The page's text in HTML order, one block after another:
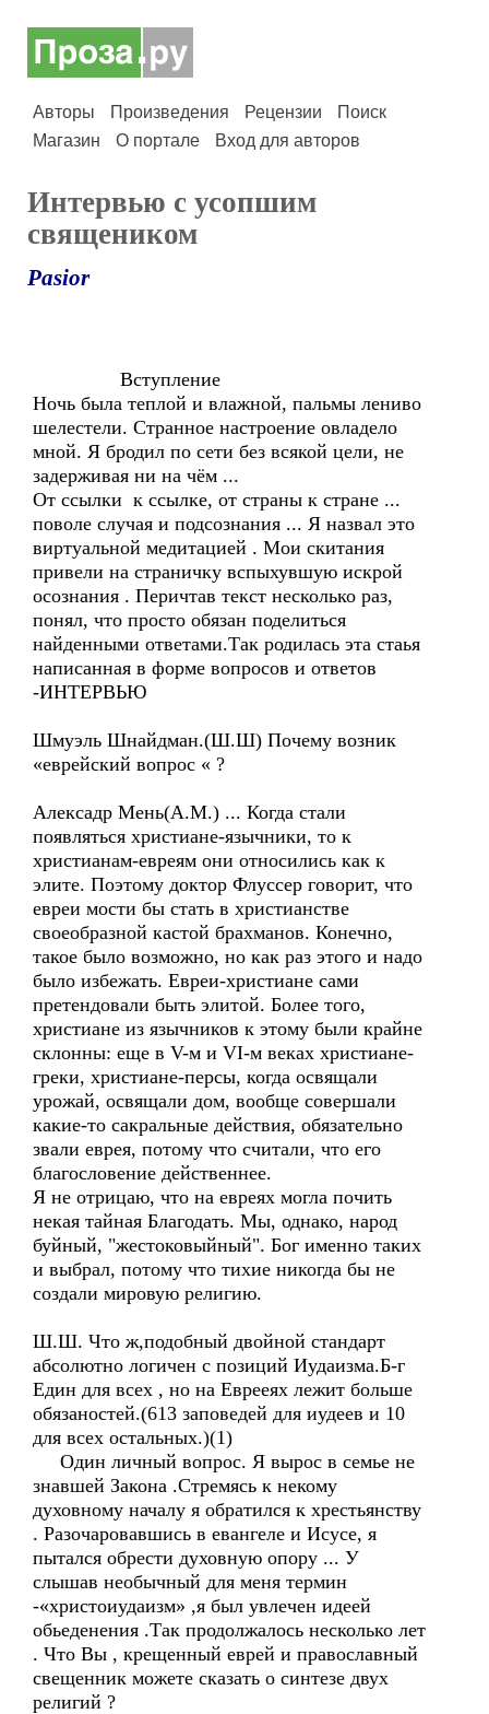
Авторы Произведения Рецензии
Поиск
Магазин
О портале Вход для авторов
Интервью с усопшим
священиком
Pasior
Вступление
Ночь была теплой и влажной, пальмы лениво
шелестели. Странное настроение овладело
мной. Я бродил по сети без всякой цели, не
задерживая ни на чём ...
От ссылки к ссылке, от страны к стране ...
поволе случая и подсознания ... Я назвал это
виртуальной медитацией . Мои скитания
привели на страничку вспыхувшую искрой
осознания . Перичтав текст несколько раз,
понял, что просто обязан поделиться
найденными ответами.Так родилась эта стаья
написанная в форме вопросов и ответов
-ИНТЕРВЬЮ
Шмуэль Шнайдман.(Ш.Ш) Почему возник
«еврейский вопрос « ?
Алексадр Мень(А.М.) ... Когда стали
появляться христиане-язычники, то к
христианам-евреям они относились как к
элите. Поэтому доктор Флуссер говорит, что
евреи мости бы стать в христианстве
своеобразной кастой брахманов. Конечно,
такое было возможно, но как раз этого и надо
было избежать. Евреи-христиане сами
претендовали быть элитой. Более того,
христиане из язычников к этому были крайне
склонны: еще в V-м и VI-м веках христиане-
греки, христиане-персы, когда освящали
урожай, освящали дом, вообще совершали
какие-то сакральные действия, обязательно
звали еврея, потому что считали, что его
благословение действеннее.
Я не отрицаю, что на евреях могла почить
некая тайная Благодать. Мы, однако, народ
буйный, "жестоковыйный". Бог именно таких
и выбрал, потому что тихие никогда бы не
создали мировую религию.
Ш.Ш. Что ж,подобный двойной стандарт
абсолютно логичен с позиций Иудаизма.Б-г
Един для всех , но на Еврееях лежит больше
обязаностей.(613 заповедей для иудеев и 10
для всех остальных.)(1)
Один личный вопрос. Я вырос в семье не
знавшей Закона .Стремясь к некому
духовному началу я обратился к хрестьянству
. Разочаровавшись в евангеле и Исусе, я
пытался обрести духовную опору ... У
слышав необычный для меня термин
-«христоиудаизм» ,я был увлечен идеей
обьеденения .Так продолжалось несколько лет
. Что Вы , крещенный еврей и православный
свещенник можете сказать о синтезе двух
религий ?